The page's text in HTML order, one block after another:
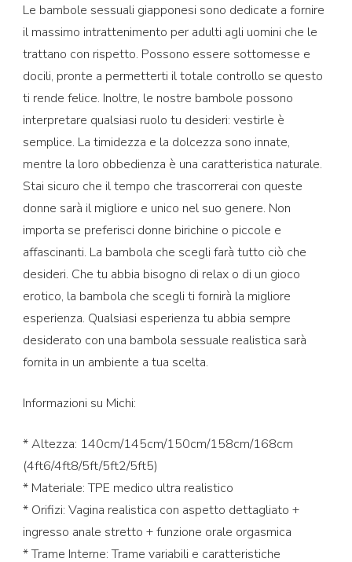
a
€998.00
Le bambole sessuali giapponesi sono dedicate a fornire
il massimo intrattenimento per adulti agli uomini che le
trattano con rispetto. Possono essere sottomesse e
docili, pronte a permetterti il totale controllo se questo
ti rende felice. Inoltre, le nostre bambole possono
interpretare qualsiasi ruolo tu desideri: vestirle è
semplice. La timidezza e la dolcezza sono innate,
mentre la loro obbedienza è una caratteristica naturale.
Stai sicuro che il tempo che trascorrerai con queste
donne sarà il migliore e unico nel suo genere. Non
importa se preferisci donne birichine o piccole e
affascinanti. La bambola che scegli farà tutto ciò che
desideri. Che tu abbia bisogno di relax o di un gioco
erotico, la bambola che scegli ti fornirà la migliore
esperienza. Qualsiasi esperienza tu abbia sempre
desiderato con una bambola sessuale realistica sarà
fornita in un ambiente a tua scelta.
Informazioni su Michi:
* Altezza: 140cm/145cm/150cm/158cm/168cm
(4ft6/4ft8/5ft/5ft2/5ft5)
* Materiale: TPE medico ultra realistico
* Orifizi: Vagina realistica con aspetto dettagliato +
ingresso anale stretto + funzione orale orgasmica
* Trame Interne: Trame variabili e caratteristiche